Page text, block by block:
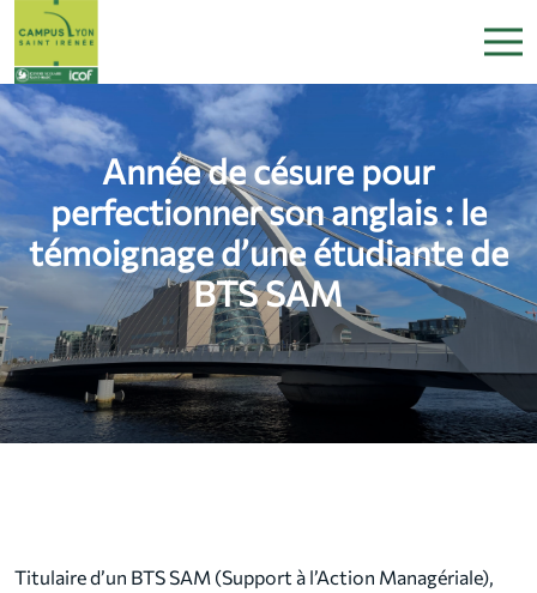
Année de césure pour
perfectionner son anglais : le
témoignage d’une étudiante de
BTS SAM
Titulaire d’un BTS SAM (Support à l’Action Managériale),